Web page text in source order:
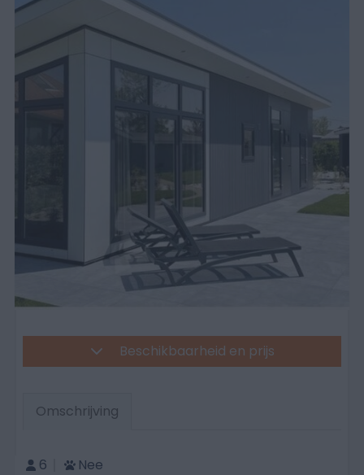
Beschikbaarheid en prijs
Omschrijving
6 Nee